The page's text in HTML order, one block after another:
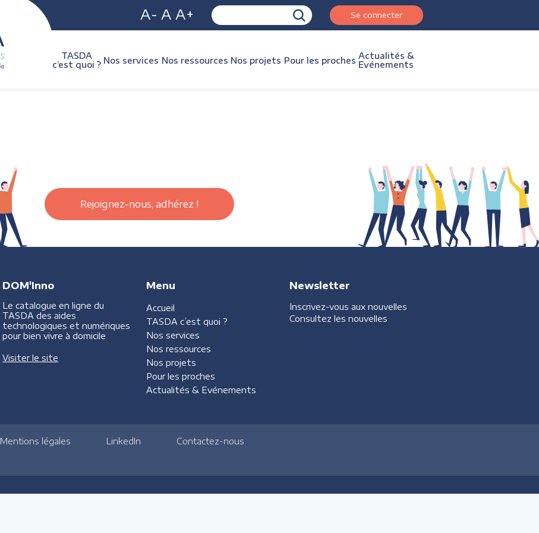
A- A A+ Se connecter
TASDA
c’est quoi ? Nos services Nos ressources Nos projets Pour les proches Actualités &
Evénements
Rejoignez-nous, adhérez !
DOM'Inno
Le catalogue en ligne du
TASDA des aides
technologiques et numériques
pour bien vivre à domicile
Visiter le site
Menu
Accueil
TASDA c’est quoi ?
Nos services
Nos ressources
Nos projets
Pour les proches
Actualités & Evénements
Newsletter
Inscrivez-vous aux nouvelles
Consultez les nouvelles
Mentions légales LinkedIn Contactez-nous